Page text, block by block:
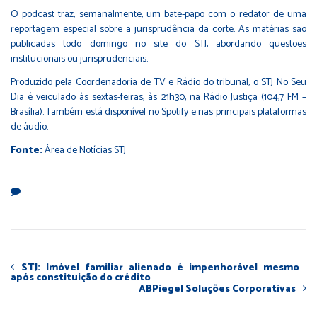
O podcast traz, semanalmente, um bate-papo com o redator de uma
reportagem especial sobre a jurisprudência da corte. As matérias são
publicadas todo domingo no site do STJ, abordando questões
institucionais ou jurisprudenciais.
Produzido pela Coordenadoria de TV e Rádio do tribunal, o STJ No Seu
Dia é veiculado às sextas-feiras, às 21h30, na Rádio Justiça (104,7 FM –
Brasília). Também está disponível no Spotify e nas principais plataformas
de áudio.
Fonte:Área de Notícias STJ
STJ: Imóvel familiar alienado é impenhorável mesmo
após constituição do crédito
ABPiegel Soluções Corporativas